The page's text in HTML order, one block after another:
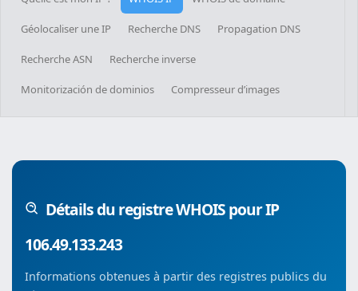
Géolocaliser une IP Recherche DNS Propagation DNS
Recherche ASN Recherche inverse
Monitorización de dominios Compresseur d’images
Détails du registre WHOIS pour IP
106.49.133.243
Informations obtenues à partir des registres publics du